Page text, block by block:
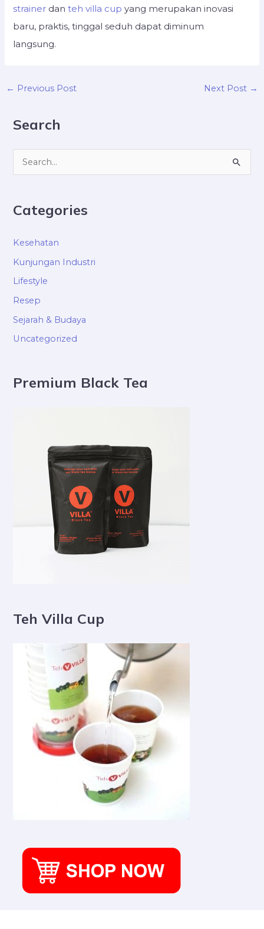
strainer danteh villa cup yang merupakan inovasi
baru, praktis, tinggal seduh dapat diminum
langsung.
← Previous Post Next Post →
Search
r
r
:
Categories
Kesehatan
Kunjungan Industri
Lifestyle
Resep
Sejarah & Budaya
Uncategorized
Premium Black Tea
Teh Villa Cup